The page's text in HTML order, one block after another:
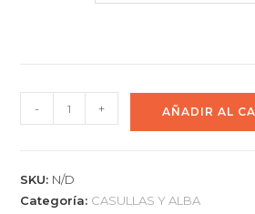
- + AÑADIR AL
SKU: N/D
Categoría: CASULLAS Y ALBA